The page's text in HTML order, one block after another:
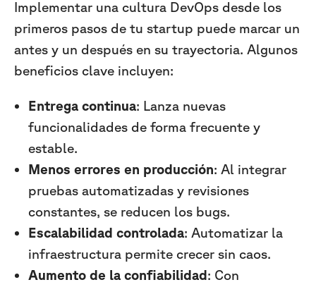
Implementar una cultura DevOps desde los
primeros pasos de tu startup puede marcar un
antes y un después en su trayectoria. Algunos
beneficios clave incluyen:
Entrega continua: Lanza nuevas
funcionalidades de forma frecuente y
estable.
Menos errores en producción: Al integrar
pruebas automatizadas y revisiones
constantes, se reducen los bugs.
Escalabilidad controlada: Automatizar la
infraestructura permite crecer sin caos.
Aumento de la confiabilidad: Con